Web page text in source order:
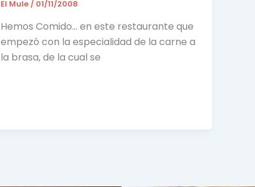
El Mule/ 01/11/2008
Hemos Comido… en este restaurante que
empezó con la especialidad de la carne a
la brasa, de la cual se